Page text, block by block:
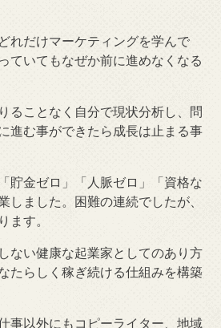
れだけマーケティングを学んで
ていてもなぜか前に進めなくなる
ることなく自分で現状分析し、問
進む事ができたら成長は止まる事
貯金ゼロ」「人脈ゼロ」「資格な
しました。困難の連続でしたが、
ます。
ない健康な起業家としてのあり方
たらしく稼ぎ続ける仕組みを構築
事以外にもコピーライター、地域